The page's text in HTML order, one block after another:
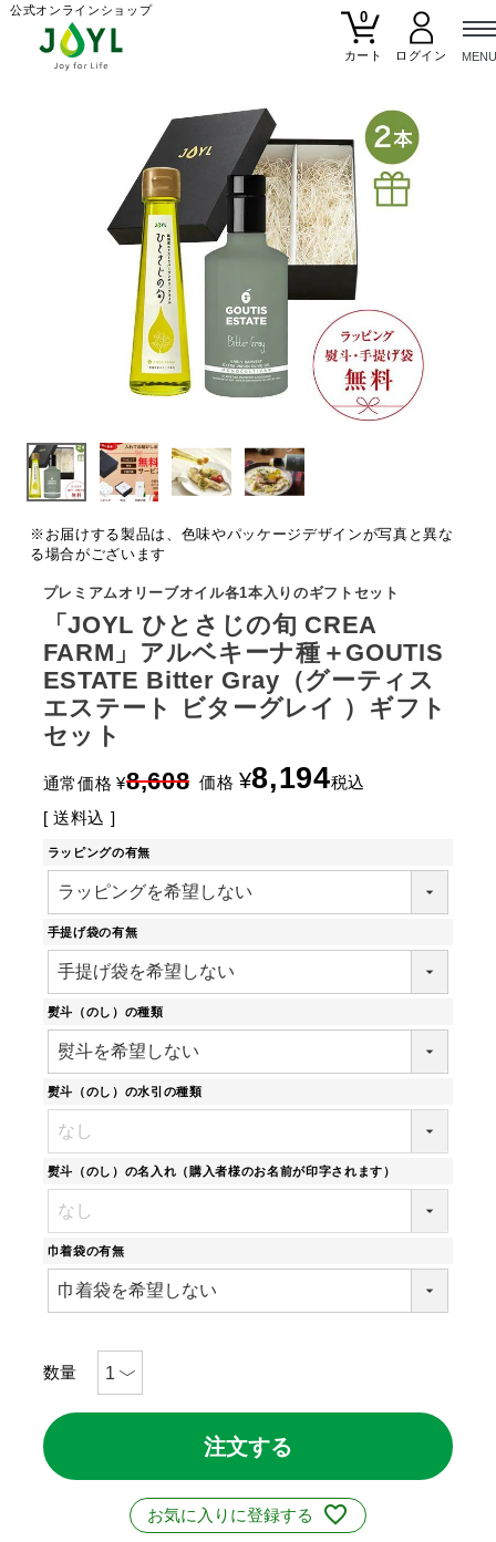
公式オンラインショップ
0
カート
※お届けする製品は、色味やパッケージデザインが写真と異な
る場合がございます
プレミアムオリーブオイル各1本入りのギフトセット
「JOYL ひとさじの旬 CREA
FARM」アルベキーナ種＋GOUTIS
ESTATE Bitter Gray（グーティス
エステート ビターグレイ ）ギフト
セット
通常価格 ¥8,608 価格 ¥8,194税込
送料込
ラッピングの有無
手提げ袋の有無
熨斗（のし）の種類
熨斗（のし）の水引の種類
熨斗（のし）の名入れ（購入者様のお名前が印字されます）
巾着袋の有無
注文する
お気に入りに登録する